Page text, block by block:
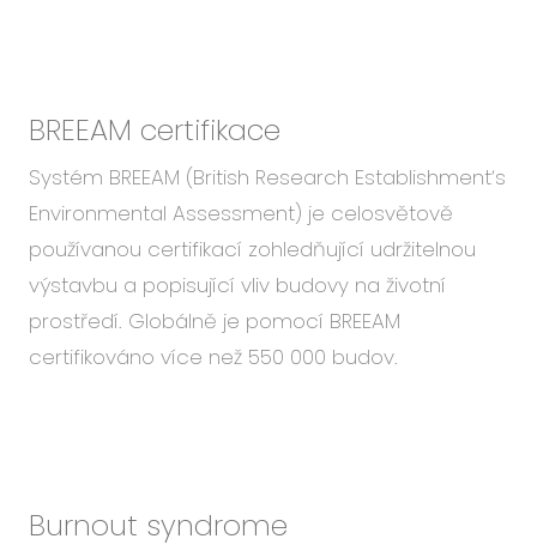
BREEAM certifikace
Systém BREEAM (British Research Establishment‘s
Environmental Assessment) je celosvětově
používanou certifikací zohledňující udržitelnou
výstavbu a popisující vliv budovy na životní
prostředí. Globálně je pomocí BREEAM
certifikováno více než 550 000 budov.
Burnout syndrome